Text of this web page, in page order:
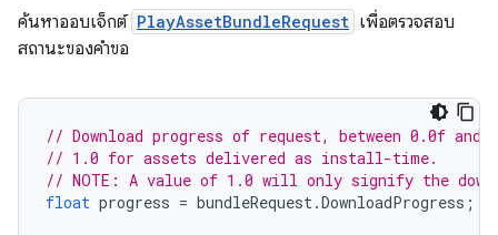
ค้นหาออบเจ็กต์ PlayAssetBundleRequest เพื่อตรวจสอบ
สถานะของคำขอ
// Download progress of request, between 0.0f
// 1.0 for assets delivered as install-time.
// NOTE: A value of 1.0 will only signify the
float progress = bundleRequest .DownloadProgress ;